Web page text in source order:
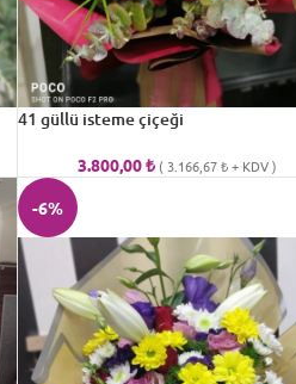
41 güllü isteme çiçeği
3.800,00₺ ( 3.166,67₺+ KDV )
-6%